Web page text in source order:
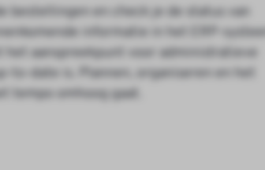
bestellingen en check je de status van
informatie in het ERP-
aanspreekpunt voor administratieve
date is. Plannen, organiseren en het
tempo omhoog gaat.